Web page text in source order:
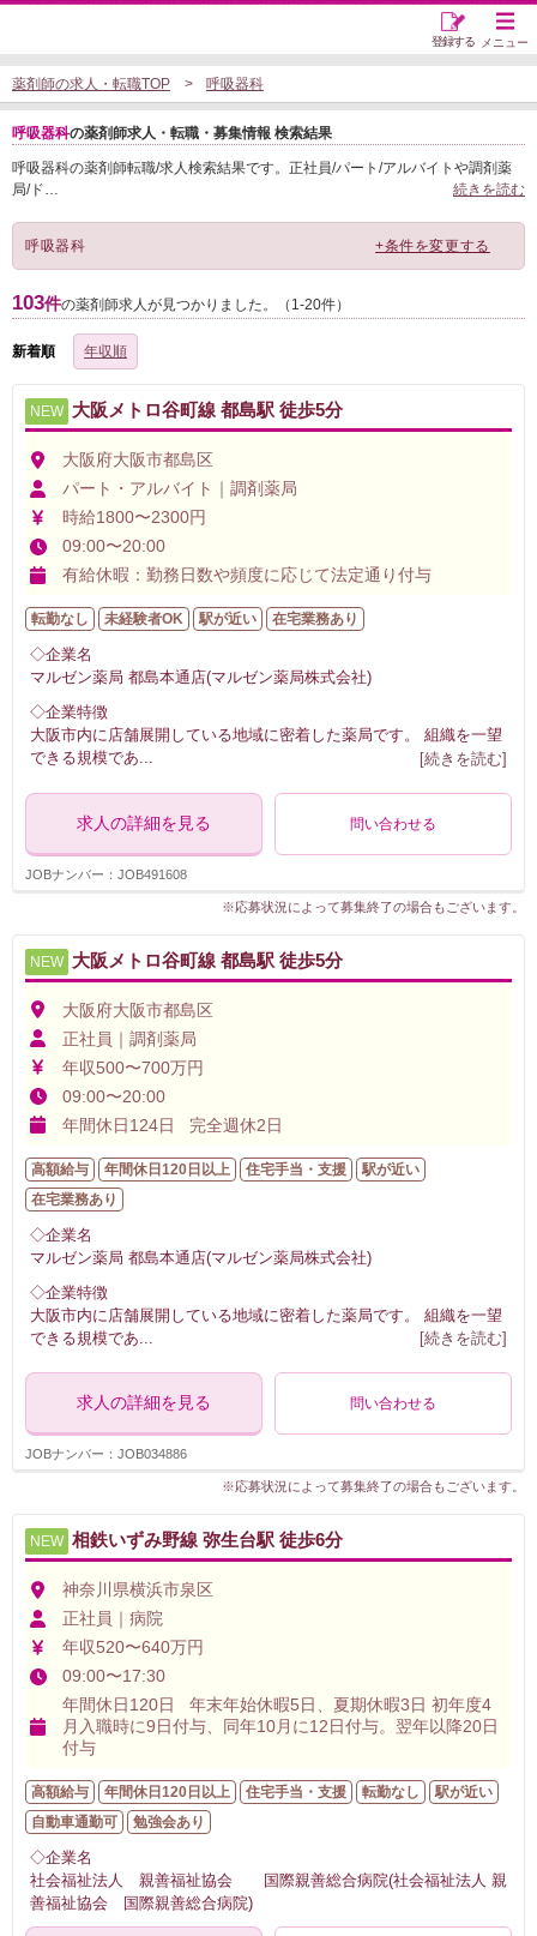
メニュー
登録する
薬剤師の求人・転職TOP 呼吸器科
呼吸器科の薬剤師求人・転職・募集情報 検索結果
呼吸器科の薬剤師転職/求人検索結果です。正社員/パート/アルバイトや調剤薬
局/ド… 続きを読む
呼吸器科 +条件を変更する
103件の薬剤師求人が見つかりました。（1-20件）
新着順 年収順
NEW 大阪メトロ谷町線 都島駅 徒歩5分
大阪府大阪市都島区
パート・アルバイト｜調剤薬局
時給1800〜2300円
09:00〜20:00
有給休暇：勤務日数や頻度に応じて法定通り付与
転勤なし 未経験者OK 駅が近い 在宅業務あり
◇企業名
マルゼン薬局 都島本通店(マルゼン薬局株式会社)
◇企業特徴
大阪市内に店舗展開している地域に密着した薬局です。 組織を一望
できる規模であ... [続きを読む]
求人の詳細を見る 問い合わせる
JOBナンバー：JOB491608
※応募状況によって募集終了の場合もございます。
NEW 大阪メトロ谷町線 都島駅 徒歩5分
大阪府大阪市都島区
正社員｜調剤薬局
年収500〜700万円
09:00〜20:00
年間休日124日 完全週休2日
高額給与 年間休日120日以上 住宅手当・支援
駅が近い
在宅業務あり
◇企業名
マルゼン薬局 都島本通店(マルゼン薬局株式会社)
◇企業特徴
大阪市内に店舗展開している地域に密着した薬局です。 組織を一望
できる規模であ
[続きを読む]
求人の詳細を見る 問い合わせる
JOBナンバー：JOB034886
※応募状況によって募集終了の場合もございます。
NEW 相鉄いずみ野線 弥生台駅 徒歩6分
神奈川県横浜市泉区
正社員｜病院
年収520〜640万円
09:00〜17:30
年間休日120日 年末年始休暇5日、夏期休暇3日 初年度4
月入職時に9日付与、同年10月に12日付与。翌年以降20日
付与
高額給与 年間休日120日以上 住宅手当・支援 転勤なし
駅が近い
自動車通勤可
勉強会あり
◇企業名
社会福祉法人 親善福祉協会 国際親善総合病院(社会福祉法人 親
善福祉協会 国際親善総合病院)